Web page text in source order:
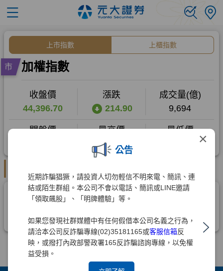
×
公告
近期詐騙猖獗，請投資人切勿輕信不明來電、簡訊、連
結或陌生群組。本公司不會以電話、簡訊或LINE邀請
「領取飆股」、「明牌體驗」等。
如果您發現社群媒體中有任何假借本公司名義之行為，
請洽本公司反詐騙專線(02)35181165或客服信箱反
映，或撥打內政部警政署165反詐騙諮詢專線，以免權
益受損。